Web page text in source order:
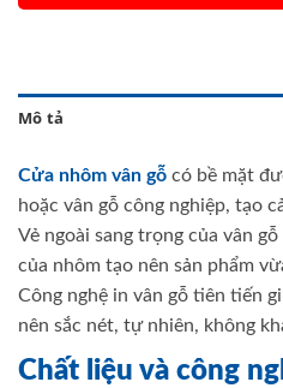
Mô tả
Cửa nhôm vân gỗ có bề mặt
hoặc vân gỗ công nghiệp, tạo
Vẻ ngoài sang trọng của vân
của nhôm tạo nên sản phẩm
Công nghệ in vân gỗ tiên tiến
nên sắc nét, tự nhiên, không
Chất liệu và công